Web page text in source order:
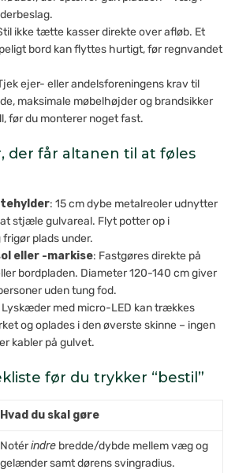
ikke tætte kasser direkte over afløb. Et
bord kan flyttes hurtigt, før regnvandet
ejer- eller andelsforeningens krav til
maksimale møbelhøjder og brandsikker
før du monterer noget fast.
der får altanen til at føles
: 15 cm dybe metalreoler udnytter
stjæle gulvareal. Flyt potter op i
plads under.
eller -markise: Fastgøres direkte på
bordpladen. Diameter 120-140 cm giver
uden tung fod.
Lyskæder med micro-LED kan trækkes
og oplades i den øverste skinne – ingen
kabler på gulvet.
før du trykker “bestil”
Hvad du skal gøre
Notérindre bredde/dybde mellem væg og
gelænder samt dørens svingradius.